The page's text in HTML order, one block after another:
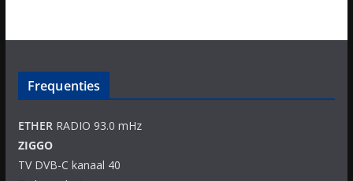
Frequenties
ETHERRADIO 93.0 mHz
ZIGGO
TV DVB-C kanaal 40